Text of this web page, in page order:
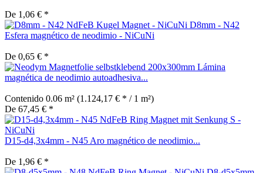
De 1,06 € *
D8mm - N42
Esfera magnético de neodimio - NiCuNi
De 0,65 € *
Lámina
magnética de neodimio autoadhesiva...
Contenido 0.06 m² (1.124,17 € * / 1 m²)
De 67,45 € *
D15-d4,3x4mm - N45 Aro magnético de neodimio...
De 1,96 € *